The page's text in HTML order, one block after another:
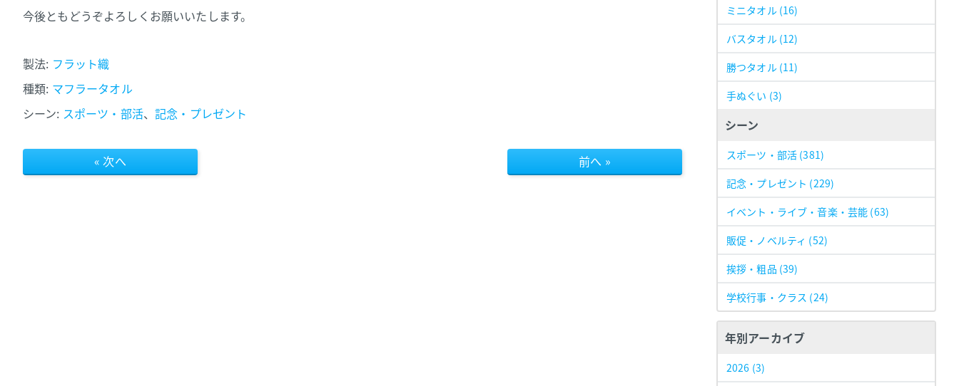
今後ともどうぞよろしくお願いいたします。
製法: フラット織
種類: マフラータオル
シーン: スポーツ・部活、記念・プレゼント
« 次へ 前へ »
ミニタオル (16)
バスタオル (12)
勝つタオル (11)
手ぬぐい (3)
シーン
スポーツ・部活 (381)
記念・プレゼント (229)
イベント・ライブ・音楽・芸能 (63)
販促・ノベルティ (52)
挨拶・粗品 (39)
学校行事・クラス (24)
年別アーカイブ
2026 (3)